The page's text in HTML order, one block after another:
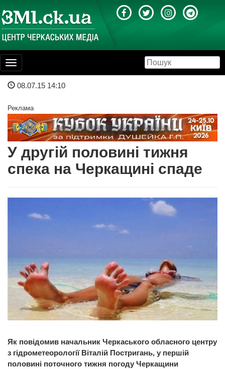
Toggle
navigation
08.07.15 14:10
Реклама
У другій половині тижня
спека на Черкащині спаде
Як повідомив начальник Черкаського обласного центру
з гідрометеорології Віталій Постригань, у першій
половині поточного тижня погоду Черкащини